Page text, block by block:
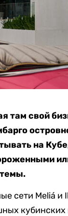
там свой
на
сети Meliá и
кубинских